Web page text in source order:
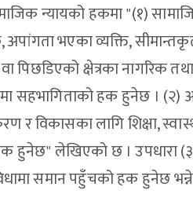
न्यायको हकमा "(१)
भएका व्यक्ति,
पिछडिएको क्षेत्रका
सहभागिताको हक हुनेछ ।
र विकासका लागि शिक्षा,
हुनेछ" लेखिएको छ । उपधारा
समान पहुँचको हक हुनेछ